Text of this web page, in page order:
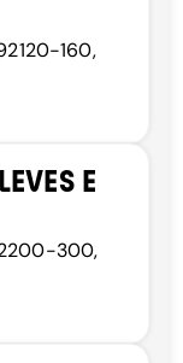
160,
E
300,